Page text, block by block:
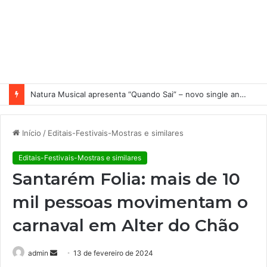
Nuno Ramos no MACRS 4D
Início / Editais-Festivais-Mostras e similares
Editais-Festivais-Mostras e similares
Santarém Folia: mais de 10
mil pessoas movimentam o
carnaval em Alter do Chão
admin 13 de fevereiro de 2024